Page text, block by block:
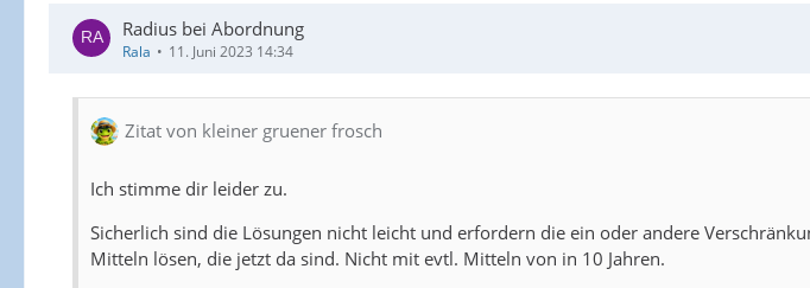
Radius bei Abordnung
Rala 11. Juni 2023 14:34
Zitat von kleiner gruener frosch
Ich stimme dir leider zu.
Sicherlich sind die Lösungen nicht leicht und erfordern die ein oder andere
Mitteln lösen, die jetzt da sind. Nicht mit evtl. Mitteln von in 10 Jahren.